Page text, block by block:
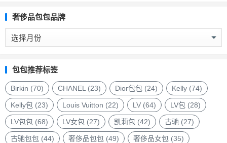
奢侈品包包品牌
奢
侈
包
包
品
牌
包包推荐标签
Birkin (70) CHANEL (23) Dior包包 (24) Kelly (74)
Kelly包 (23) Louis Vuitton (22) LV (64) LV包 (28)
LV包包 (68) LV女包 (27) 凯莉包 (42) 古驰 (27)
古驰包包 (44) 奢侈品包包 (49) 奢侈品女包 (35)